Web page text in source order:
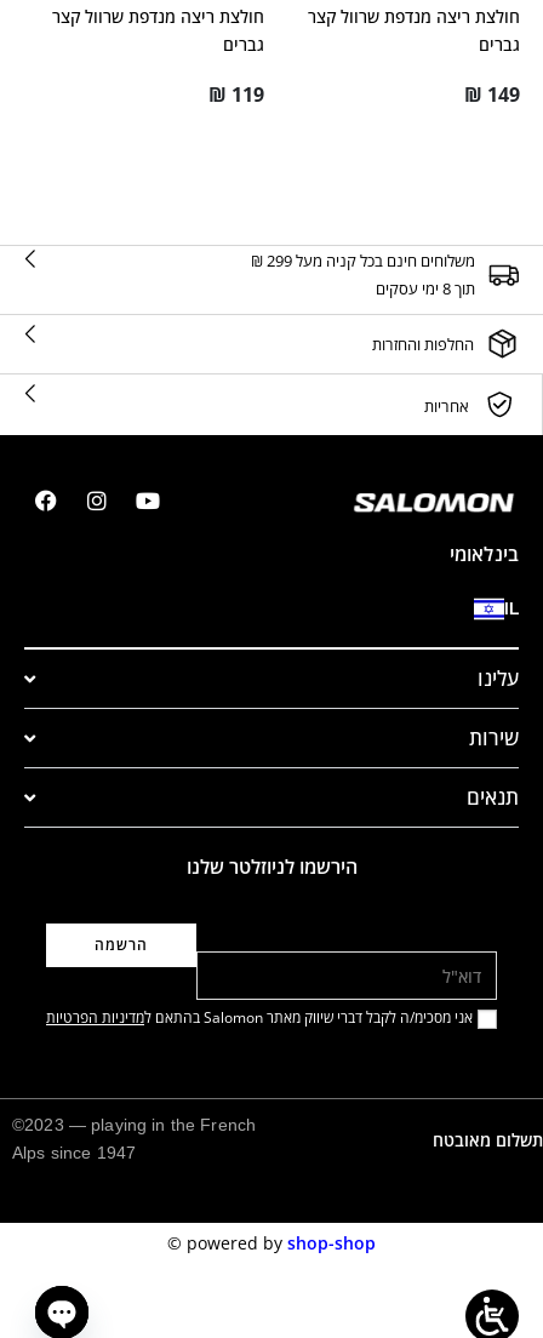
חולצת ריצה מנדפת שרוול קצר
גברים
₪ 149
חולצת ריצה מנדפת שרוול קצר
גברים
₪ 119
משלוחים חינם בכל קניה מעל 299 ₪
תוך 8 ימי עסקים
החלפות והחזרות
אחריות
בינלאומי
IL
עלינו
שירות
תנאים
הירשמו לניוזלטר שלנו
אני מסכימ/ה לקבל דברי שיווק מאתר Salomon בהתאם ל מדיניות הפרטיות
תשלום מאובטח
©2023 — playing in the French
Alps since 1947
powered by shop-shop
©️